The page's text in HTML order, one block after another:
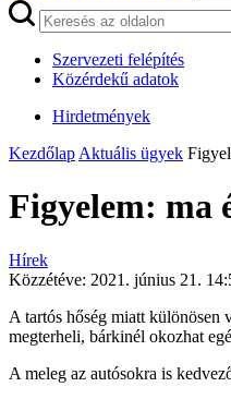
Szervezeti felépítés
Közérdekű adatok
Hirdetmények
Kezdőlap Aktuális ügyek
Figyelem: ma
Hírek
Közzétéve: 2021. június 21.
A tartós hőség miatt különösen
megterheli, bárkinél okozhat
A meleg az autósokra is